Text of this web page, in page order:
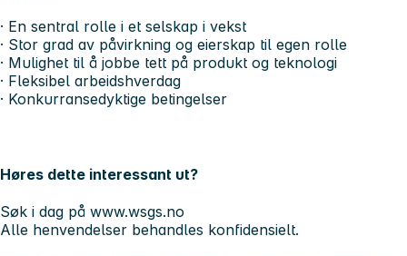
· En sentral rolle i et selskap i vekst
· Stor grad av påvirkning og eierskap til egen rolle
· Mulighet til å jobbe tett på produkt og teknologi
· Fleksibel arbeidshverdag
· Konkurransedyktige betingelser
Høres dette interessant ut?
Søk i dag på www.wsgs.no
Alle henvendelser behandles konfidensielt.